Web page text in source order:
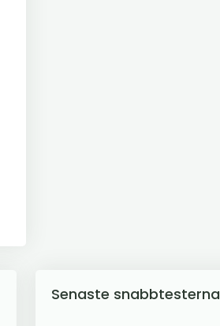
Senaste snabbtesterna